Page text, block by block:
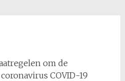
om de
COVID-19